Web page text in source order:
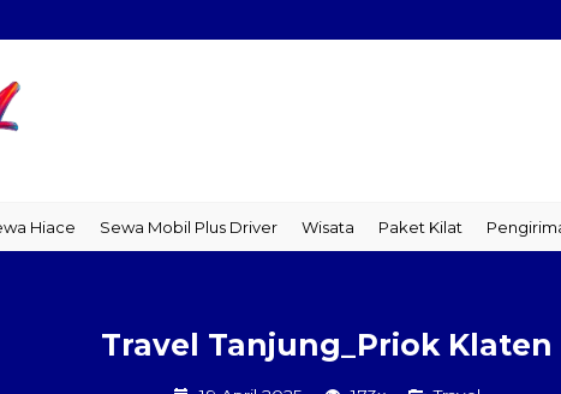
Sewa Mobil Plus Driver Wisata Paket Kilat Pengiriman Barang
Travel Tanjung_Priok Klaten